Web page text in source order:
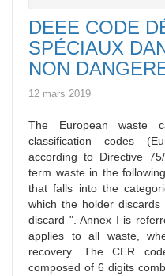
DEEE CODE
SPÉCIAUX
NON
12 mars 2019
The European waste
classification codes
according to Directive
term waste in the
that falls into the
which the holder
discard ". Annex I is
applies to all waste,
recovery. The CER
composed of 6 digits